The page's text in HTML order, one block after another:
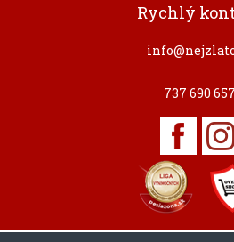
Rychlý
737 690 657